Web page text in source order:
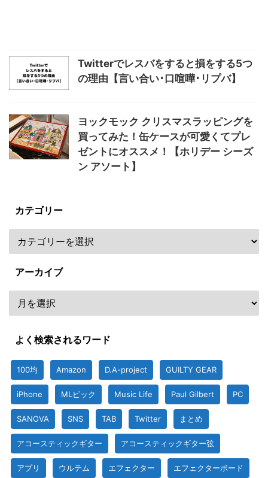
Twitterでレスバをすると損をする5つ
の理由【言い合い･口喧嘩･リプバ】
ヨックモック クリスマスラッピングを
買ってみた！缶ケースが可愛くてプレ
ゼントにオススメ！【ホリデー シーズ
ン アソート】
カテゴリー
アーカイブ
よく検索されるワード
100均 Amazon D.A-project GUILTY GEAR
iPhone MLピック Music Life Paul Gilbert PC
SANOVA SNS TAB Twitter まとめ
アコースティックギター アコースティックギター弦
アプリ ウルテム エフェクター エフェクターボード